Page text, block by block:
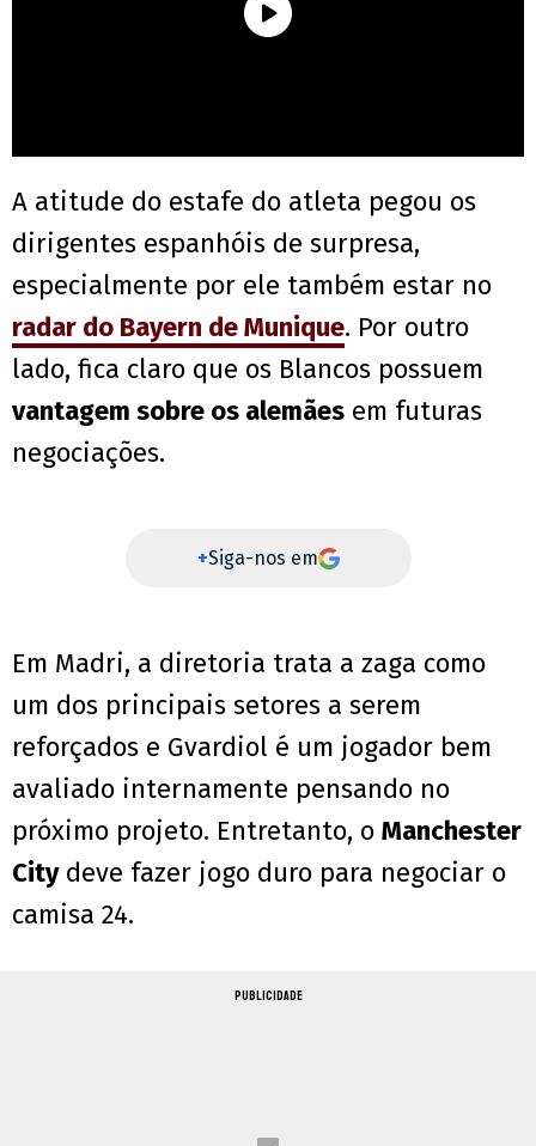
A atitude do estafe do atleta pegou os
dirigentes espanhóis de surpresa,
especialmente por ele também estar no
radar do Bayern de Munique. Por outro
lado, fica claro que os Blancos possuem
vantagem sobre os alemães em futuras
negociações.
+Siga-nos em
Em Madri, a diretoria trata a zaga como
um dos principais setores a serem
reforçados e Gvardiol é um jogador bem
avaliado internamente pensando no
próximo projeto. Entretanto, o Manchester
Citydeve fazer jogo duro para negociar o
camisa 24.
PUBLICIDADE